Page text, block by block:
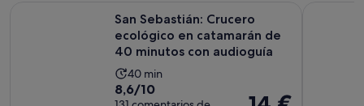
San Sebastián: Crucero
ecológico en catamarán de
40 minutos con audioguía
La
duración
40 min
8.6
8,6/10
El